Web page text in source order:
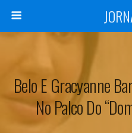
Belo E Gracyanne
No Palco Do